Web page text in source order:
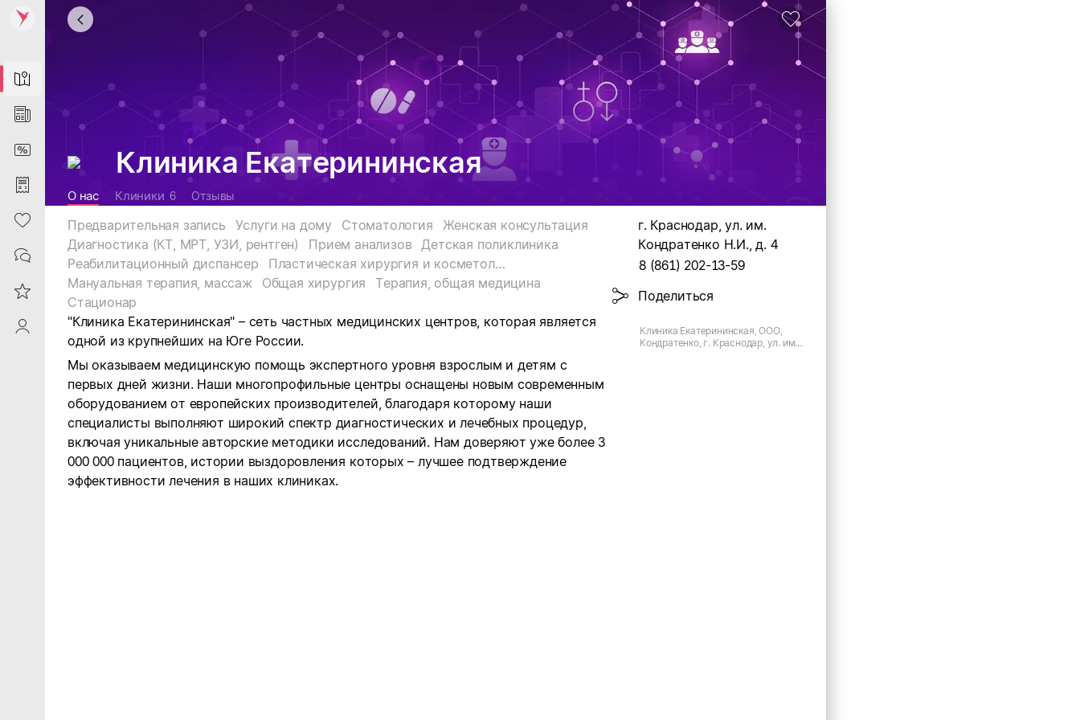
Map
News
DiscountCard
Purchases
Heart
Contacts
Reviews
ProfileSaby
Клиника Екатерининская
О нас Клиники 6 Отзывы
Предварительная запись Услуги на дому Стоматология
Женская консультация
Диагностика (КТ, МРТ, УЗИ, рентген)
Прием анализов
Детская поликлиника
Реабилитационный диспансер
Пластическая хирургия и косметология
Мануальная терапия, массаж
Общая хирургия
Терапия, общая медицина
Стационар
"Клиника Екатерининская" – сеть частных медицинских центров, которая является
одной из крупнейших на Юге России.
Мы оказываем медицинскую помощь экспертного уровня взрослым и детям с
первых дней жизни. Наши многопрофильные центры оснащены новым современным
оборудованием от европейских производителей, благодаря которому наши
специалисты выполняют широкий спектр диагностических и лечебных процедур,
включая уникальные авторские методики исследований. Нам доверяют уже более 3
000 000 пациентов, истории выздоровления которых – лучшее подтверждение
эффективности лечения в наших клиниках.
г. Краснодар, ул. им.
Кондратенко Н.И., д. 4
8 (861) 202-13-59
Поделиться
Клиника Екатерининская, ООО,
Кондратенко, г. Краснодар, ул. им.